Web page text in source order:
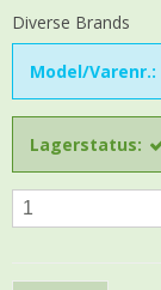
Diverse Brands
Model/Varenr.:
Lagerstatus: